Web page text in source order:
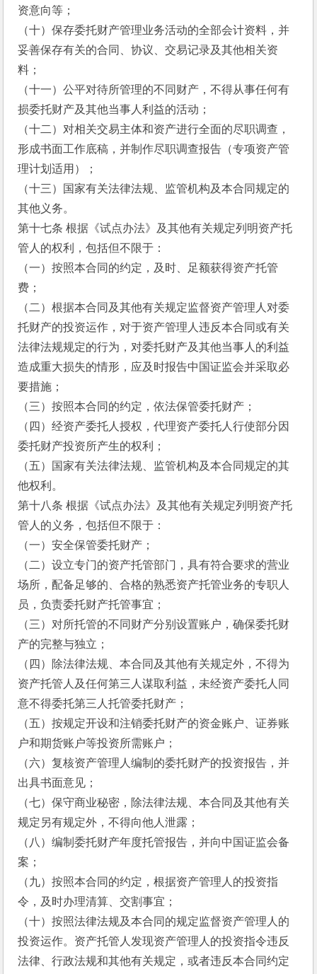
资意向等；
（十）保存委托财产管理业务活动的全部会计资料，并
妥善保存有关的合同、协议、交易记录及其他相关资
料；
（十一）公平对待所管理的不同财产，不得从事任何有
损委托财产及其他当事人利益的活动；
（十二）对相关交易主体和资产进行全面的尽职调查，
形成书面工作底稿，并制作尽职调查报告（专项资产管
理计划适用）；
（十三）国家有关法律法规、监管机构及本合同规定的
其他义务。
第十七条 根据《试点办法》及其他有关规定列明资产托
管人的权利，包括但不限于：
（一）按照本合同的约定，及时、足额获得资产托管
费；
（二）根据本合同及其他有关规定监督资产管理人对委
托财产的投资运作，对于资产管理人违反本合同或有关
法律法规规定的行为，对委托财产及其他当事人的利益
造成重大损失的情形，应及时报告中国证监会并采取必
要措施；
（三）按照本合同的约定，依法保管委托财产；
（四）经资产委托人授权，代理资产委托人行使部分因
委托财产投资所产生的权利；
（五）国家有关法律法规、监管机构及本合同规定的其
他权利。
第十八条 根据《试点办法》及其他有关规定列明资产托
管人的义务，包括但不限于：
（一）安全保管委托财产；
（二）设立专门的资产托管部门，具有符合要求的营业
场所，配备足够的、合格的熟悉资产托管业务的专职人
员，负责委托财产托管事宜；
（三）对所托管的不同财产分别设置账户，确保委托财
产的完整与独立；
（四）除法律法规、本合同及其他有关规定外，不得为
资产托管人及任何第三人谋取利益，未经资产委托人同
意不得委托第三人托管委托财产；
（五）按规定开设和注销委托财产的资金账户、证券账
户和期货账户等投资所需账户；
（六）复核资产管理人编制的委托财产的投资报告，并
出具书面意见；
（七）保守商业秘密，除法律法规、本合同及其他有关
规定另有规定外，不得向他人泄露；
（八）编制委托财产年度托管报告，并向中国证监会备
案；
（九）按照本合同的约定，根据资产管理人的投资指
令，及时办理清算、交割事宜；
（十）按照法律法规及本合同的规定监督资产管理人的
投资运作。资产托管人发现资产管理人的投资指令违反
法律、行政法规和其他有关规定，或者违反本合同约定